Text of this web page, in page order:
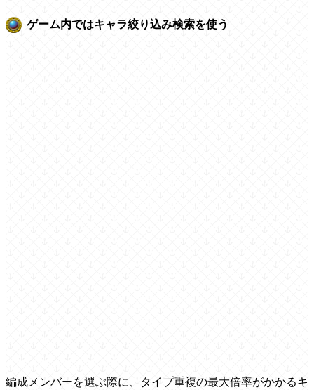
ゲーム内ではキャラ絞り込み検索を使う
編成メンバーを選ぶ際に、タイプ重複の最大倍率がかかるキ